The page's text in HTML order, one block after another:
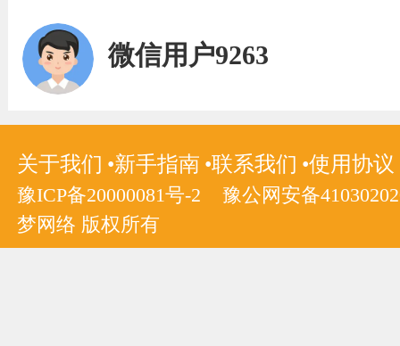
微信用户9263
关于我们 新手指南 联系我们 使用协议
豫ICP备20000081号-2
豫公网安备
梦网络 版权所有